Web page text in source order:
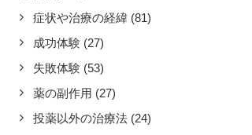
症状や治療の経緯 (81)
成功体験 (27)
失敗体験 (53)
薬の副作用 (27)
投薬以外の治療法 (24)